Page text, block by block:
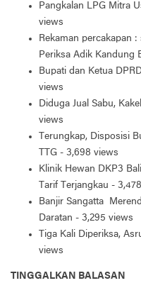
Pangkalan LPG Mitra
views
Rekaman percakapan
Periksa Adik Kandung
Bupati dan Ketua
views
Diduga Jual Sabu,
views
Terungkap, Disposisi
TTG - 3,698 views
Klinik Hewan DKP3
Tarif Terjangkau -
Banjir Sangatta
Daratan - 3,295 views
Tiga Kali Diperiksa,
views
TINGGALKAN BALASAN